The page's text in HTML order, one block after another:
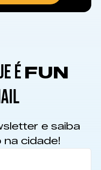
É FUN
e saiba
cidade!